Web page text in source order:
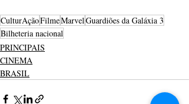
CulturAçãoFilmeMarvelGuardiões da Galáxia 3
Bilheteria nacional
PRINCIPAIS
CINEMA
BRASIL